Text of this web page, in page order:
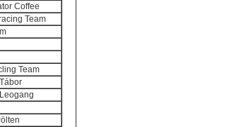
Coffee
Team
Team